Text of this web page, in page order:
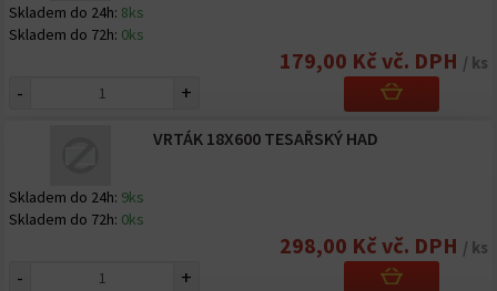
Skladem do 24h: 8ks
Skladem do 72h: 0ks
179,00 Kč vč. DPH / ks
- +
VRTÁK 18X600 TESAŘSKÝ HAD
Skladem do 24h: 9ks
Skladem do 72h: 0ks
298,00 Kč vč. DPH / ks
- +